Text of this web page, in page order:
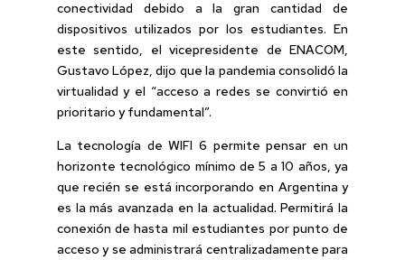
conectividad debido a la gran cantidad de
dispositivos utilizados por los estudiantes. En
este sentido, el vicepresidente de ENACOM,
Gustavo López, dijo que la pandemia consolidó la
virtualidad y el “acceso a redes se convirtió en
prioritario y fundamental”.
La tecnología de WIFI 6 permite pensar en un
horizonte tecnológico mínimo de 5 a 10 años, ya
que recién se está incorporando en Argentina y
es la más avanzada en la actualidad. Permitirá la
conexión de hasta mil estudiantes por punto de
acceso y se administrará centralizadamente para